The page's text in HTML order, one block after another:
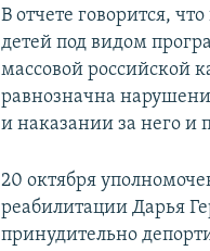
В отчете говорится,
детей под видом
массовой российской
равнозначна
и наказании за него и
20 октября
реабилитации Дарья
принудительно